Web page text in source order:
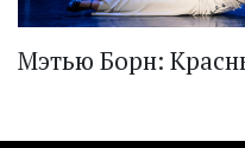
Мэтью Борн: